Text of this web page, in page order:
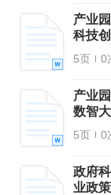
产业
科技
5页 0
产业
数智
5页 0
政府
业政